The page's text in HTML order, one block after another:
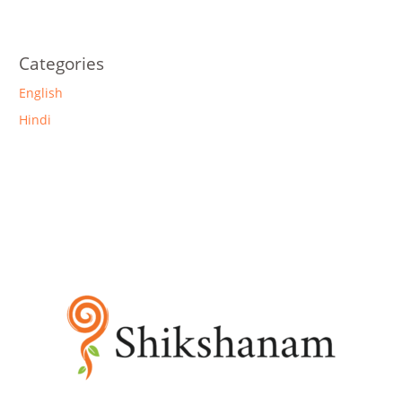
Categories
English
Hindi